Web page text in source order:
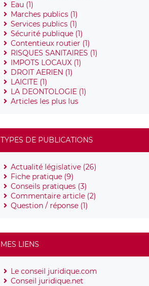
Eau (1)
Marches publics (1)
Services publics (1)
Sécurité publique (1)
Contentieux routier (1)
RISQUES SANITAIRES (1)
IMPOTS LOCAUX (1)
DROIT AERIEN (1)
LAICITE (1)
LA DEONTOLOGIE (1)
Articles les plus lus
TYPES DE PUBLICATIONS
Actualité législative (26)
Fiche pratique (9)
Conseils pratiques (3)
Commentaire article (2)
Question / réponse (1)
MES LIENS
Le conseil juridique.com
Conseil juridique.net